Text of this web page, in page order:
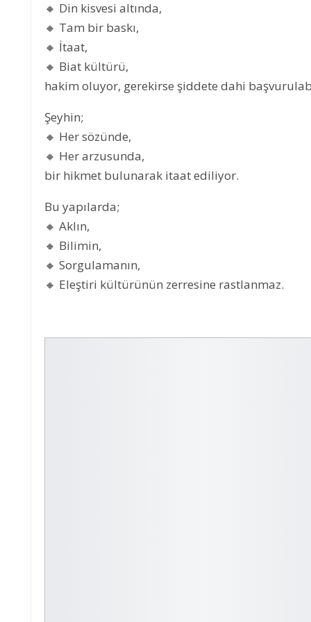
🔸 Din kisvesi altında,
🔸 Tam bir baskı,
🔸 İtaat,
🔸 Biat kültürü,
hakim oluyor, gerekirse şiddete dahi
Şeyhin;
🔸 Her sözünde,
🔸 Her arzusunda,
bir hikmet bulunarak itaat ediliyor.
Bu yapılarda;
🔸 Aklın,
🔸 Bilimin,
🔸 Sorgulamanın,
🔸 Eleştiri kültürünün zerresine rastlanmaz.
ÖLMEZ